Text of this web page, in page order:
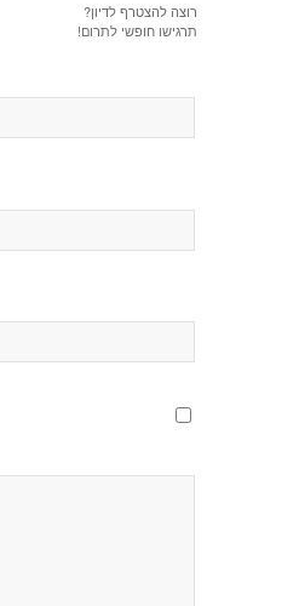
רוצה להצטרף לדיון?
תרגישו חופשי לתרום!